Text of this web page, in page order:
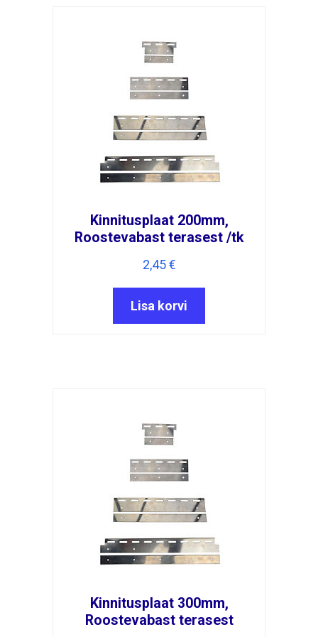
Kinnitusplaat 200mm,
Roostevabast terasest /tk
2,45€
Lisa korvi
Kinnitusplaat 300mm,
Roostevabast terasest